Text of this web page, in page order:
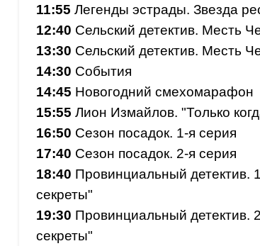
11:55 Легенды эстрады. Звезда
12:40 Сельский детектив. Месть
13:30 Сельский детектив. Месть
14:30 События
14:45 Новогодний смехомарафон
15:55 Лион Измайлов. "Только
16:50 Сезон посадок. 1-я серия
17:40 Сезон посадок. 2-я серия
18:40 Провинциальный детектив.
секреты"
19:30 Провинциальный детектив.
секреты"